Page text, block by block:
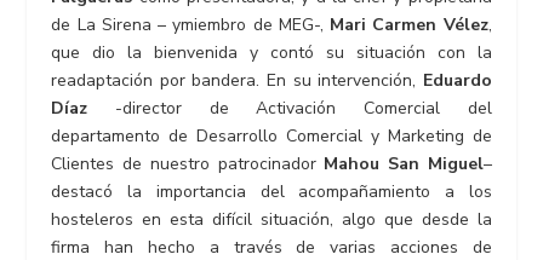
de La Sirena – ymiembro de MEG-, Mari Carmen Vélez,
que dio la bienvenida y contó su situación con la
readaptación por bandera. En su intervención, Eduardo
Díaz -director de Activación Comercial del
departamento de Desarrollo Comercial y Marketing de
Clientes de nuestro patrocinador Mahou San Miguel–
destacó la importancia del acompañamiento a los
hosteleros en esta difícil situación, algo que desde la
firma han hecho a través de varias acciones de